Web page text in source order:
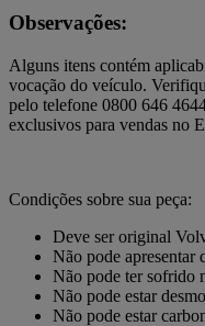
Observações:
Alguns itens contém
vocação do veículo.
pelo telefone 0800 646
exclusivos para vendas no
Condições sobre sua peça:
Deve ser original
Não pode apresentar
Não pode ter sofrido
Não pode estar
Não pode estar